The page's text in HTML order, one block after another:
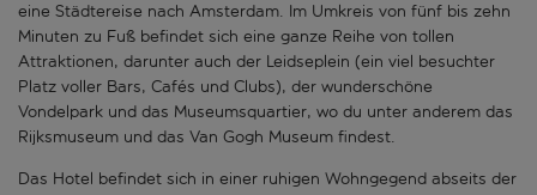
eine Städtereise nach Amsterdam. Im Umkreis von fünf bis zehn
Minuten zu Fuß befindet sich eine ganze Reihe von tollen
Attraktionen, darunter auch der Leidseplein (ein viel besuchter
Platz voller Bars, Cafés und Clubs), der wunderschöne
Vondelpark und das Museumsquartier, wo du unter anderem das
Rijksmuseum und das Van Gogh Museum findest.
Das Hotel befindet sich in einer ruhigen Wohngegend abseits der